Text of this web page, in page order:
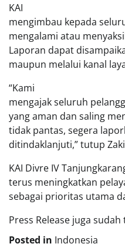
KAI
mengimbau kepada
mengalami atau
Laporan dapat
maupun melalui kanal
“Kami
mengajak seluruh
yang aman dan saling
tidak pantas, segera
ditindaklanjuti,” tutup
KAI Divre IV
terus meningkatkan
sebagai prioritas utama
Press Release juga sudah
Posted in Indonesia